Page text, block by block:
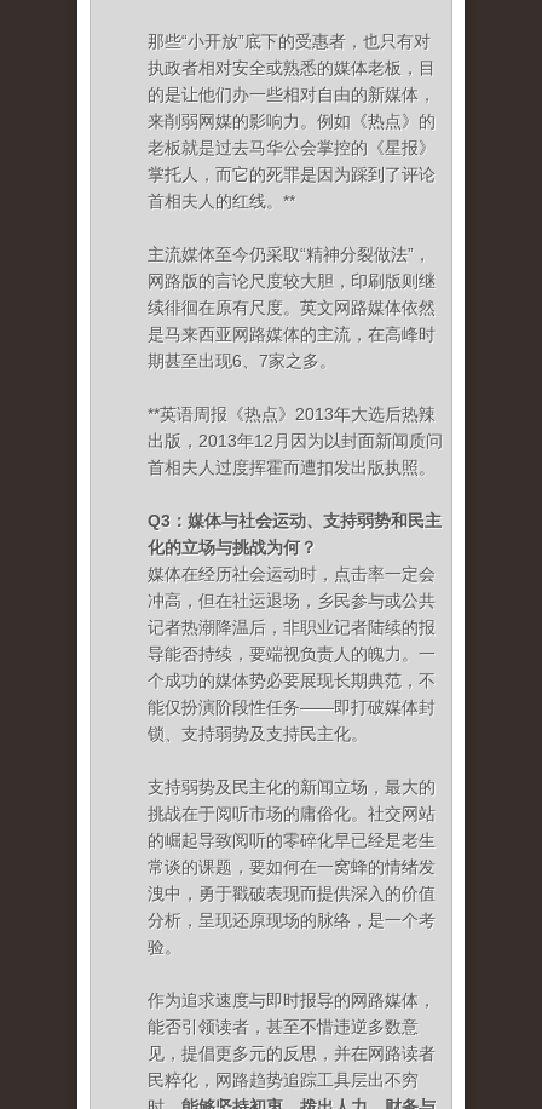
那些“小开放”底下的受惠者，也只有对
执政者相对安全或熟悉的媒体老板，目
的是让他们办一些相对自由的新媒体，
来削弱网媒的影响力。例如《热点》的
老板就是过去马华公会掌控的《星报》
掌托人，而它的死罪是因为踩到了评论
首相夫人的红线。**
主流媒体至今仍采取“精神分裂做法”，
网路版的言论尺度较大胆，印刷版则继
续徘徊在原有尺度。英文网路媒体依然
是马来西亚网路媒体的主流，在高峰时
期甚至出现6、7家之多。
**英语周报《热点》2013年大选后热辣
出版，2013年12月因为以封面新闻质问
首相夫人过度挥霍而遭扣发出版执照。
Q3：媒体与社会运动、支持弱势和民主
化的立场与挑战为何？
媒体在经历社会运动时，点击率一定会
冲高，但在社运退场，乡民参与或公共
记者热潮降温后，非职业记者陆续的报
导能否持续，要端视负责人的魄力。一
个成功的媒体势必要展现长期典范，不
能仅扮演阶段性任务——即打破媒体封
锁、支持弱势及支持民主化。
支持弱势及民主化的新闻立场，最大的
挑战在于阅听市场的庸俗化。社交网站
的崛起导致阅听的零碎化早已经是老生
常谈的课题，要如何在一窝蜂的情绪发
洩中，勇于戳破表现而提供深入的价值
分析，呈现还原现场的脉络，是一个考
验。
作为追求速度与即时报导的网路媒体，
能否引领读者，甚至不惜违逆多数意
见，提倡更多元的反思，并在网路读者
民粹化，网路趋势追踪工具层出不穷